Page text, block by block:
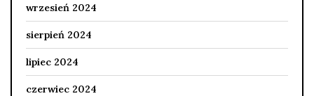
wrzesień 2024
sierpień 2024
lipiec 2024
czerwiec 2024